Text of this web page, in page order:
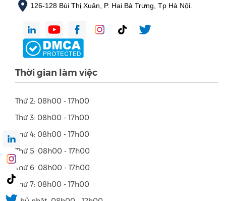
126-128 Bùi Thị Xuân, P. Hai Bà Trưng, Tp Hà Nội.
Thời gian làm việc
Thứ 2: 08h00 - 17h00
Thứ 3: 08h00 - 17h00
Thứ 4: 08h00 - 17h00
Thứ 5: 08h00 - 17h00
Thứ 6: 08h00 - 17h00
Thứ 7: 08h00 - 17h00